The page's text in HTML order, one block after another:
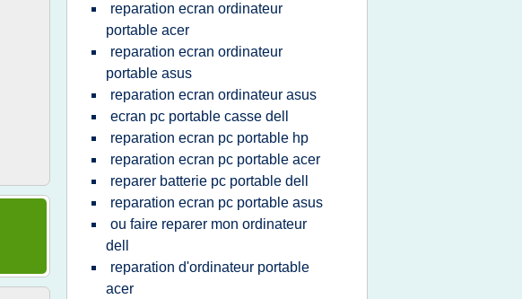
reparation ecran ordinateur
portable acer
reparation ecran ordinateur
portable asus
reparation ecran ordinateur asus
ecran pc portable casse dell
reparation ecran pc portable hp
reparation ecran pc portable acer
reparer batterie pc portable dell
reparation ecran pc portable asus
ou faire reparer mon ordinateur
dell
reparation d'ordinateur portable
acer